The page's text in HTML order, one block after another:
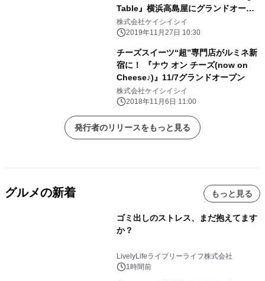
Table』横浜高島屋にグランドオープ
ン
株式会社ケイシイシイ
2019年11月27日 10:30
チーズスイーツ“超”専門店がルミネ新
宿に！ 『ナウ オン チーズ(now on
Cheese♪)』11/7グランドオープン
株式会社ケイシイシイ
2018年11月6日 11:00
発行者のリリースをもっと見る
グルメの新着 もっと見る
ゴミ出しのストレス、まだ抱えてます
か？
LivelyLifeライブリーライフ株式会社
1時間前